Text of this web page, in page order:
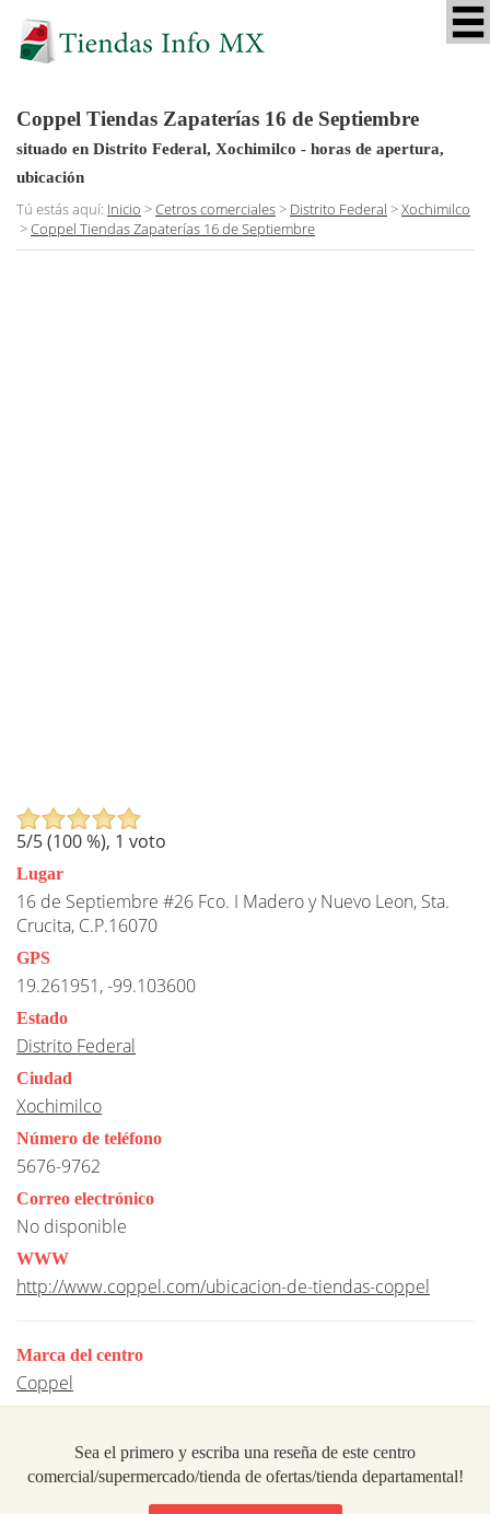
Coppel Tiendas Zapaterías 16 de Septiembre
situado en Distrito Federal, Xochimilco - horas de apertura,
ubicación
Tú estás aquí: Inicio >Cetros comerciales> Distrito Federal >Xochimilco
>Coppel Tiendas Zapaterías 16 de Septiembre
5/5 (100%), 1 voto
Lugar
16 de Septiembre #26 Fco. I Madero y Nuevo Leon, Sta.
Crucita, C.P.16070
GPS
19.261951, -99.103600
Estado
Distrito Federal
Ciudad
Xochimilco
Número de teléfono
5676-9762
Correo electrónico
No disponible
WWW
http://www.coppel.com/ubicacion-de-tiendas-coppel
Marca del centro
Coppel
Sea el primero y escriba una reseña de este centro
comercial/supermercado/tienda de ofertas/tienda departamental!